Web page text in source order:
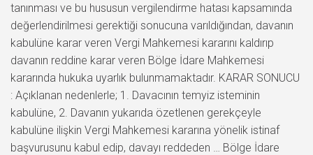
tanınması ve bu hususun vergilendirme hatası kapsamında
değerlendirilmesi gerektiği sonucuna varıldığından, davanın
kabulüne karar veren Vergi Mahkemesi kararını kaldırıp
davanın reddine karar veren Bölge İdare Mahkemesi
kararında hukuka uyarlık bulunmamaktadır. KARAR SONUCU
: Açıklanan nedenlerle; 1. Davacının temyiz isteminin
kabulüne, 2. Davanın yukarıda özetlenen gerekçeyle
kabulüne ilişkin Vergi Mahkemesi kararına yönelik istinaf
başvurusunu kabul edip, davayı reddeden … Bölge İdare